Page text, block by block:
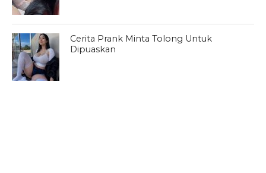
Cerita Prank Minta Tolong Untuk
Dipuaskan